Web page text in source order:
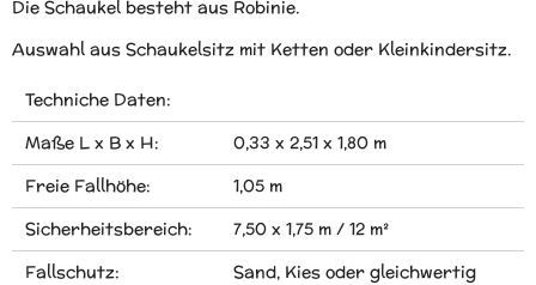
Die Schaukel besteht aus Robinie.
Auswahl aus Schaukelsitz mit Ketten oder Kleinkindersitz.
Techniche Daten:
Maße L x B x H:
0,33 x 2,51 x 1,80 m
Freie Fallhöhe:
1,05 m
Sicherheitsbereich:
7,50 x 1,75 m / 12 m²
Fallschutz:
Sand, Kies oder gleichwertig